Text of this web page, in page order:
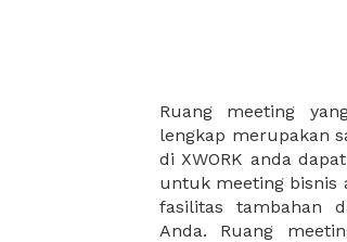
Ruang meeting
lengkap merupakan
di XWORK anda
untuk meeting bisnis
fasilitas tambahan
Anda. Ruang
meeting juga
kebutuhan dan
dapat Anda pilih
strategis, harga
ataupun
meeting room di